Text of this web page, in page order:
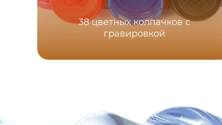
38 цветных колпачков с
гравировкой